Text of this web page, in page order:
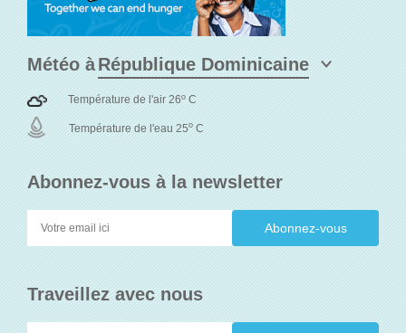
Abonnez-vous à la newsletter
Traveillez avec nous
Météo à
Température de l'air 26o C
Température de l'eau 25o C